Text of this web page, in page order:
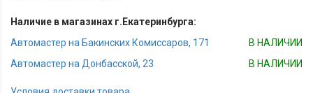
Наличие в магазинах г.Екатеринбурга:
Автомастер на Бакинских Комиссаров, 171
В НАЛИЧИИ
Автомастер на Донбасской, 23
В НАЛИЧИИ